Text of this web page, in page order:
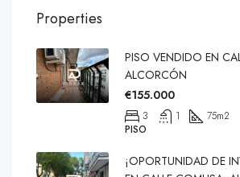
Properties
PISO VENDIDO EN
ALCORCÓN
€155.000
3 1 75m2
PISO
¡OPORTUNIDAD DE